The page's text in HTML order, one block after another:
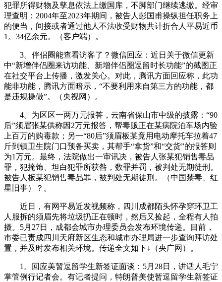
犯罪所得财物及孳息依法上缴国库，不脚部门继续逃缴。经审
理查明：2004年至2023年期间，被告人彭国甫操纵担任职务上
的便当，间接或者通过他人不法收受财物共计折合人平易近币
1。34亿余元。（客户端）。
3。伴侣圈能查看访客了？微信回应：近日关于微信更新
中“新增伴侣圈来访功能、新增伴侣圈逗留时长功能”的截图正
在社交平台上传播，激发关心。对此，腾讯方面回应称，此功
能非功能，腾讯方面暗示，“不要利用来自第三方的功能，都
是违规操做”。（央视网）。
4。为区区一两万元报答，云南省保山市中级的披露：“90
后”须眉张某供称因2万元报答，帮毒贩正在某病院泊车场内验
上百万的购毒款；另一“80后”须眉板某竟用电动摩托车拉着47
斤到镇卫生院门口预备买卖，其帮手“拿货”和“交货”的报答则
为1万元。最终，法院做出一审讯决，被告人张某犯销售毒品
罪，犯掩饰、坦白犯罪所获咎，数罪并罚，被判处无期徒刑。
被告人板某犯销售毒品罪，被判处无期徒刑。（中国禁毒、红
星旧事）？。
近日，有网平易近发视频称，四川成都陌头怀孕穿环卫工
人服拆的须眉先将垃圾扔正在顿时，然后又捡起，全程有人拍
摄。5月27日，成都会城市办理委员会发布环境传递。目前，
市委已责成四川天府新区生态和城市办理局进一步查询拜访处
置，并及时发布相关环境。传递全文如下↓（央广网）。
1。回应美暂逗留学生新签证面谈：5月28日，讲话人毛宁
掌管例行记者会。有记者提问，特朗普美使暂逗留学生新签证